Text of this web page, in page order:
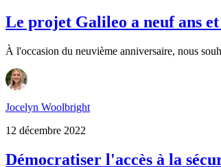
Le projet Galileo a neuf ans
À l'occasion du neuvième anniversaire, nous
Jocelyn Woolbright
12 décembre 2022
Démocratiser l'accès à la